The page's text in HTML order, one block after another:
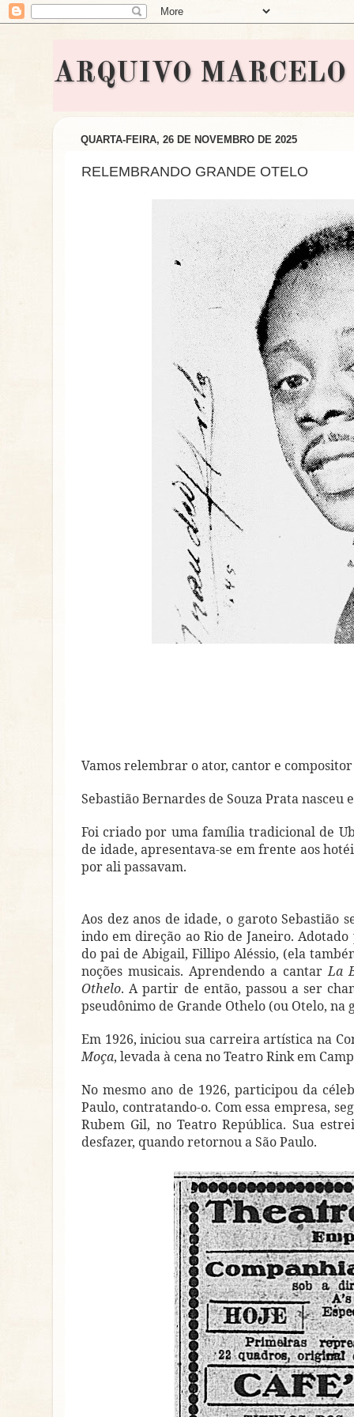
ARQUIVO MARCELO
QUARTA-FEIRA, 26 DE NOVEMBRO DE 2025
RELEMBRANDO GRANDE OTELO
Vamos relembrar o ator, cantor e
Sebastião Bernardes de Souza Prata
Foi criado por uma família tradicional de
de idade, apresentava-se em frente aos
por ali passavam.
Aos dez anos de idade, o garoto Sebastião
indo em direção ao Rio de Janeiro.
do pai de Abigail, Fillipo Aléssio, (ela
noções musicais. Aprendendo a cantarLa
Othelo. A partir de então, passou a ser
pseudônimo de Grande Othelo (ou Otelo, na
Em 1926, iniciou sua carreira artística na
Moça, levada à cena no Teatro Rink em
No mesmo ano de 1926, participou da
Paulo, contratando-o. Com essa empresa,
Rubem Gil, no Teatro República. Sua
desfazer, quando retornou a São Paulo.